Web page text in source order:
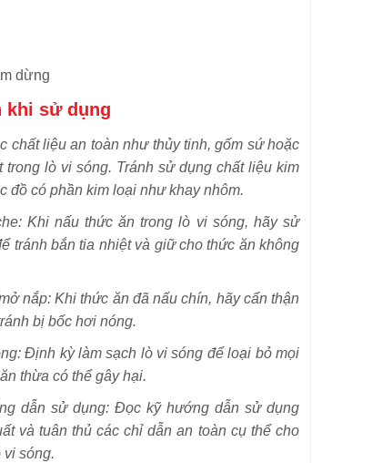
dừng
khi sử dụng
chất liệu an toàn như thủy tinh, gốm sứ hoặc
trong lò vi sóng. Tránh sử dụng chất liệu kim
đồ có phần kim loại như khay nhôm.
Khi nấu thức ăn trong lò vi sóng, hãy sử
tránh bắn tia nhiệt và giữ cho thức ăn không
nắp: Khi thức ăn đã nấu chín, hãy cẩn thận
bị bốc hơi nóng.
Định kỳ làm sạch lò vi sóng để loại bỏ mọi
thừa có thể gây hại.
dẫn sử dụng: Đọc kỹ hướng dẫn sử dụng
và tuân thủ các chỉ dẫn an toàn cụ thể cho
vi sóng.